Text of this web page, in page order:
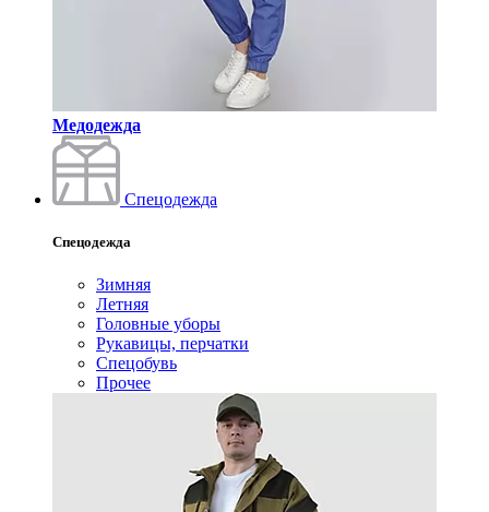
Медодежда
Спецодежда
Спецодежда
Зимняя
Летняя
Головные уборы
Рукавицы, перчатки
Спецобувь
Прочее